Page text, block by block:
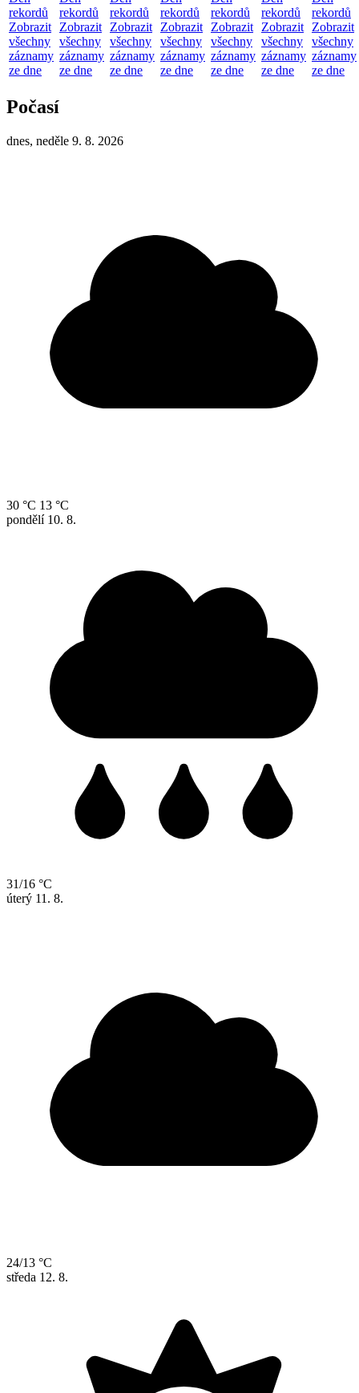
rekordů
Zobrazit
všechny
záznamy
ze dne
rekordů
Zobrazit
všechny
záznamy
ze dne
rekordů
Zobrazit
všechny
záznamy
ze dne
rekordů
Zobrazit
všechny
záznamy
ze dne
rekordů
Zobrazit
všechny
záznamy
ze dne
rekordů
Zobrazit
všechny
záznamy
ze dne
rekordů
Zobrazit
všechny
záznamy
ze dne
Počasí
dnes, neděle 9. 8. 2026
30 °C 13 °C
pondělí 10. 8.
31/16 °C
úterý 11. 8.
24/13 °C
středa 12. 8.